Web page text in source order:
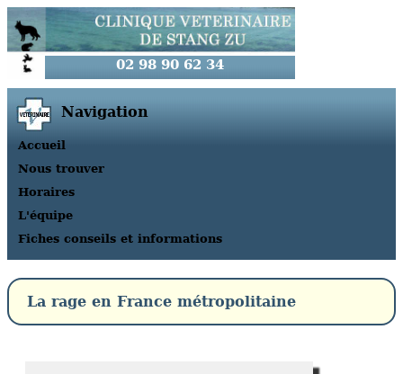
02 98 90 62 34
Navigation
Accueil
Nous trouver
Horaires
L'équipe
Fiches conseils et informations
La rage en France métropolitaine